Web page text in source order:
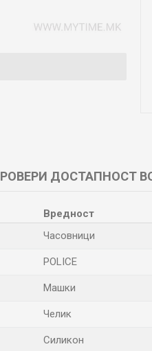
ДОСТАПНОСТ
Вредност
Часовници
POLICE
Машки
Челик
Силикон